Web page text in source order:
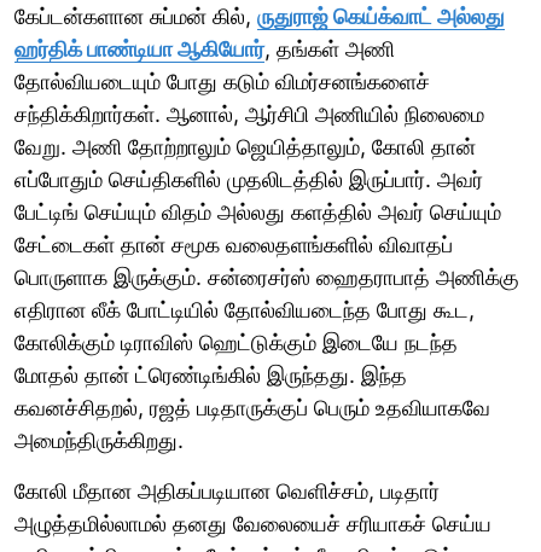
கேப்டன்களான சுப்மன் கில், ருதுராஜ் கெய்க்வாட் அல்லது
ஹர்திக் பாண்டியா ஆகியோர், தங்கள் அணி
தோல்வியடையும் போது கடும் விமர்சனங்களைச்
சந்திக்கிறார்கள். ஆனால், ஆர்சிபி அணியில் நிலைமை
வேறு. அணி தோற்றாலும் ஜெயித்தாலும், கோலி தான்
எப்போதும் செய்திகளில் முதலிடத்தில் இருப்பார். அவர்
பேட்டிங் செய்யும் விதம் அல்லது களத்தில் அவர் செய்யும்
சேட்டைகள் தான் சமூக வலைதளங்களில் விவாதப்
பொருளாக இருக்கும். சன்ரைசர்ஸ் ஹைதராபாத் அணிக்கு
எதிரான லீக் போட்டியில் தோல்வியடைந்த போது கூட,
கோலிக்கும் டிராவிஸ் ஹெட்டுக்கும் இடையே நடந்த
மோதல் தான் ட்ரெண்டிங்கில் இருந்தது. இந்த
கவனச்சிதறல், ரஜத் படிதாருக்குப் பெரும் உதவியாகவே
அமைந்திருக்கிறது.
கோலி மீதான அதிகப்படியான வெளிச்சம், படிதார்
அழுத்தமில்லாமல் தனது வேலையைச் சரியாகச் செய்ய